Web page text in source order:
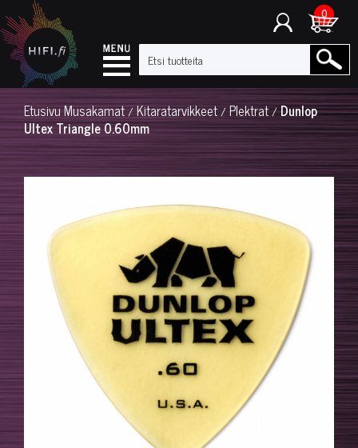
0
EtusivuMusakamat/Kitaratarvikkeet/Plektrat/Dunlop
Ultex Triangle 0.60mm